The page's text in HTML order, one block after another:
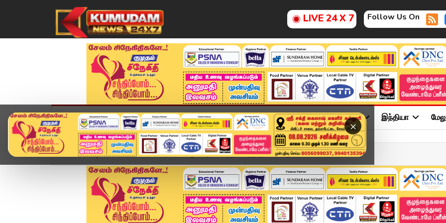
LIVE 24 X 7 Follow Us On
×
முகப்பு விளையாட்டு அண்மை தமிழ்நாடு சினிமா அரசியல் விளையாட்டு இந்தியா
Home வீடியோ ஸ்டோரி CPM Shanmugam | "உச்ச நீதிமன்றத் தீர்ப்பை மதிக்...